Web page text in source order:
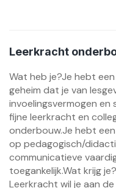
Leerkracht
Wat heb je?Je hebt
geheim dat je van
invoelingsvermogen en
fijne leerkracht en
onderbouw.Je hebt
op pedagogisch/
communicatieve
toegankelijk.Wat krijg
Leerkracht wil je aan